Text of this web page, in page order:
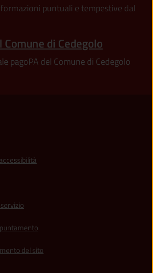
puntuali e tempestive dal
Comune di Cedegolo
pagoPA del Comune di Cedegolo
del sito